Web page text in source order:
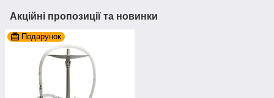
Акційні пропозиції та новинки
Подарунок